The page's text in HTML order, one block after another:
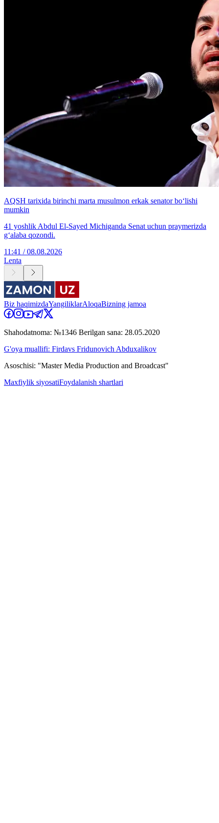
AQSH tarixida birinchi marta musulmon erkak senator bo‘lishi
mumkin
41 yoshlik Abdul El-Sayed Michiganda Senat uchun praymerizda
g‘alaba qozondi.
11:41 / 08.08.2026
Lenta
Biz haqimizdaYangiliklarAloqaBizning jamoa
Shahodatnoma: №1346 Berilgan sana: 28.05.2020
G'oya muallifi: Firdavs Fridunovich Abduxalikov
Asoschisi: "Master Media Production and Broadcast"
Maxfiylik siyosatiFoydalanish shartlari